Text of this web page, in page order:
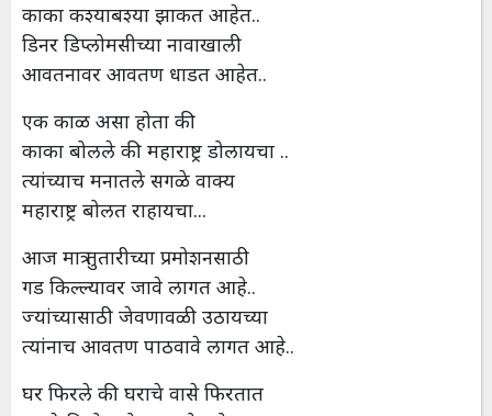
काका कश्याबश्या झाकत आहेत..
डिनर डिप्लोमसीच्या नावाखाली
आवतनावर आवतण धाडत आहेत..
एक काळ असा होता की
काका बोलले की महाराष्ट्र डोलायचा ..
त्यांच्याच मनातले सगळे वाक्य
महाराष्ट्र बोलत राहायचा...
आज मात्र तुतारीच्या प्रमोशनसाठी
गड किल्ल्यावर जावे लागत आहे..
ज्यांच्यासाठी जेवणावळी उठायच्या
त्यांनाच आवतण पाठवावे लागत आहे..
घर फिरले की घराचे वासे फिरतात